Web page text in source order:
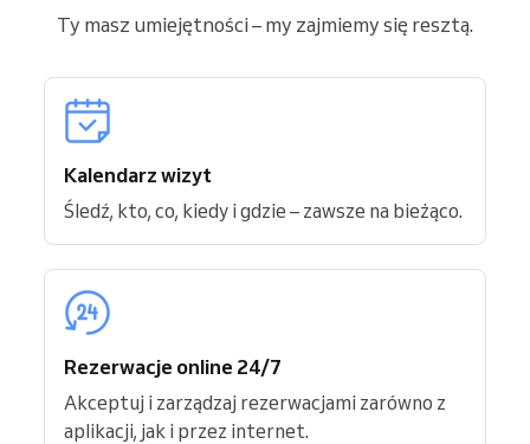
Ty masz umiejętności – my zajmiemy się resztą.
Kalendarz wizyt
Śledź, kto, co, kiedy i gdzie – zawsze na bieżąco.
Rezerwacje online 24/7
Akceptuj i zarządzaj rezerwacjami zarówno z
aplikacji, jak i przez internet.